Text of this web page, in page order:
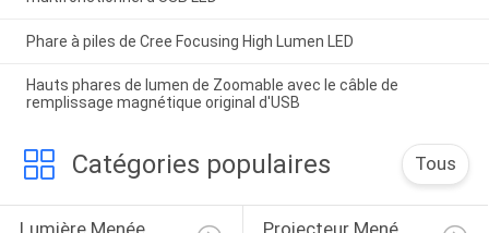
Phare à piles de Cree Focusing High Lumen LED
Hauts phares de lumen de Zoomable avec le câble de
remplissage magnétique original d'USB
Catégories populaires Tous
Lumière Menée Projecteur Mené